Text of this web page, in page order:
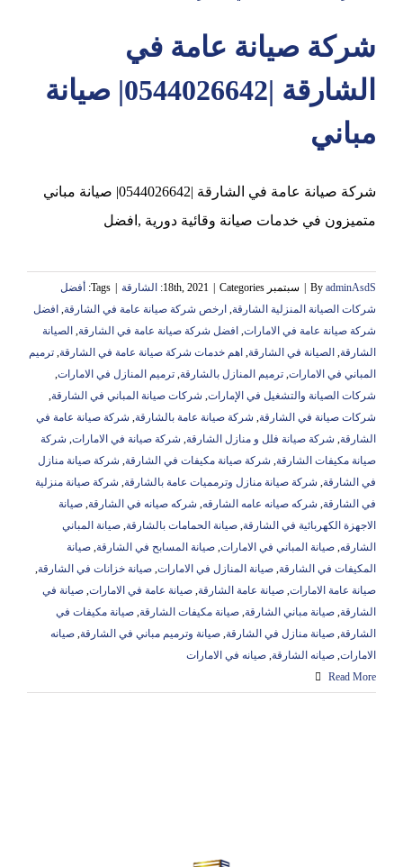
شركة صيانة عامة في
الشارقة |0544026642| صيانة
مباني
شركة صيانة عامة في الشارقة |0544026642| صيانة مباني
متميزون في خدمات صيانة وقائية دورية ,افضل
By adminAsdS سبتمبر 18th, 2021 Categories: الشارقة Tags:
أفضل
شركات الصيانة المنزلية الشارقة, ارخص شركة صيانة عامة في الشارقة, افضل
شركة صيانة عامة في الامارات, افضل شركة صيانة عامة في الشارقة, الصيانة
الشارقة, الصيانة في الشارقة, اهم خدمات شركة صيانة عامة في الشارقة, ترميم
المباني في الامارات, ترميم المنازل بالشارقة, ترميم المنازل في الامارات,
شركات الصيانة والتشغيل في الإمارات, شركات صيانة المباني في الشارقة,
شركات صيانة في الشارقة, شركة صيانة عامة بالشارقة, شركة صيانة عامة في
الشارقة, شركة صيانة فلل و منازل الشارقة, شركة صيانة في الامارات, شركة
صيانة مكيفات الشارقة, شركة صيانة مكيفات في الشارقة, شركة صيانة منازل
في الشارقة, شركة صيانة منازل وترمميات عامة بالشارقة, شركة صيانة منزلية
في الشارقة, شركه صيانه عامه الشارقه, شركه صيانه في الشارقة, صيانة
الاجهزة الكهربائية في الشارقة, صيانة الحمامات بالشارقة, صيانة المباني
الشارقه, صيانة المباني في الامارات, صيانة المسابح في الشارقة, صيانة
المكيفات في الشارقة, صيانة المنازل في الامارات, صيانة خزانات في الشارقة,
صيانة عامة الامارات, صيانة عامة الشارقة, صيانة عامة في الامارات, صيانة في
الشارقة, صيانة مباني الشارقة, صيانة مكيفات الشارقة, صيانة مكيفات في
الشارقة, صيانة منازل في الشارقة, صيانة وترميم مباني في الشارقة, صيانه
الامارات, صيانه الشارقة, صيانه في الامارات
Read More